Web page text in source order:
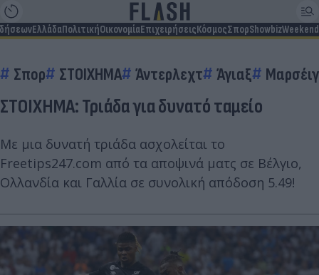
ΕλλάδαΠολιτικήΟικονομίαΕπιχειρήσειςΚόσμοςΣπορShowbizWeekend
Σπορ ΣΤΟΙΧΗΜΑ Άντερλεχτ Άγιαξ Μαρσέιγ
ΣΤΟΙΧΗΜΑ: Τριάδα για δυνατό ταμείο
Με μια δυνατή τριάδα ασχολείται το
Freetips247.com από τα αποψινά ματς σε Βέλγιο,
Ολλανδία και Γαλλία σε συνολική απόδοση 5.49!